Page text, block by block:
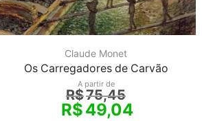
Claude Monet
Os Carregadores de Carvão
A partir de
R$75,45
R$49,04